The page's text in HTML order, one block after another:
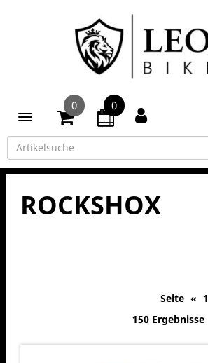
Toggle navigation
0 0
ROCKSHOX
Seite « 1
150 Ergebnisse